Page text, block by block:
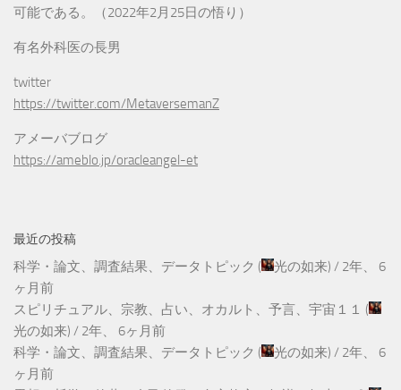
可能である。（2022年2月25日の悟り）
有名外科医の長男
twitter
https://twitter.com/MetaversemanZ
アメーバブログ
https://ameblo.jp/oracleangel-et
最近の投稿
科学・論文、調査結果、データトピック ( 光の如来) / 2年、 6
ヶ月前
スピリチュアル、宗教、占い、オカルト、予言、宇宙１１ (
光の如来) / 2年、 6ヶ月前
科学・論文、調査結果、データトピック ( 光の如来) / 2年、 6
ヶ月前